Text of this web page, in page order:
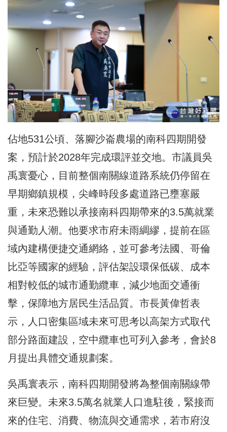
佔地531公頃、落腳沙崙農場的南科四期開發
案，預計於2028年完成環評並交地。市議員吳
禹寰憂心，目前整個南關線道路系統仍停留在
早期鄉鎮規模，尖峰時段多處道路已壅塞嚴
重，未來恐難以承接南科四期帶來的3.5萬就業
與通勤人潮。他要求市府未雨綢繆，提前在區
域內建構便捷交通網絡，並可參考法國、哥倫
比亞等國家的經驗，評估架設環保低碳、成本
相對較低的城市通勤纜車，減少地面交通衝
擊，保障地方居民生活品質。市長黃偉哲表
示，人口密集區域未來可思考以高架方式取代
部分路面建設，空中纜車也可列入參考，會於8
月提出具體交通規劃案。
吳禹寰表示，南科四期開發將為整個南關線帶
來巨變。未來3.5萬名就業人口進駐後，緊接而
來的住宅、消費、物流與交通需求，若市府沒